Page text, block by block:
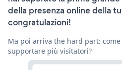
della presenza online della
congratulazioni!
Ma poi arriva the hard part:
supportare più visitatori?